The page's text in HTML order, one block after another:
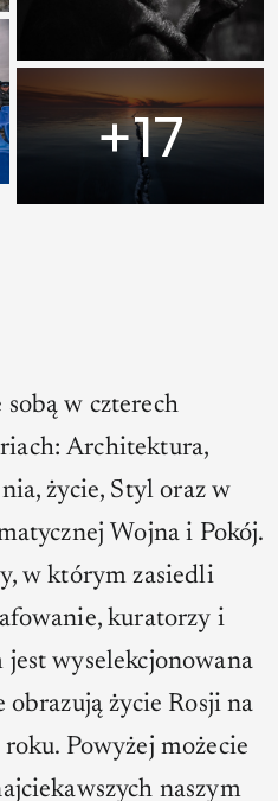
sobą w czterech
Architektura,
życie, Styl oraz w
Wojna i Pokój.
w którym zasiedli
kuratorzy i
wyselekcjonowana
życie Rosji na
Powyżej możecie
naszym